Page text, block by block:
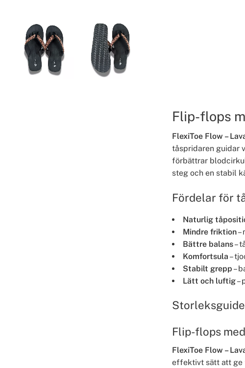
Flip-flops
FlexiToe Flow –
tåspridaren guidar
förbättrar
steg och en stabil
Fördelar för
Naturlig
Mindre friktion–
Bättre balans–
Komfortsula –
Stabilt grepp –
Lätt och luftig–
Storleksguide
Flip-flops
FlexiToe Flow –
effektivt sätt att ge